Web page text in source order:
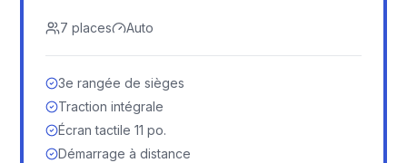
7 places Auto
3e rangée de sièges
Traction intégrale
Écran tactile 11 po.
Démarrage à distance